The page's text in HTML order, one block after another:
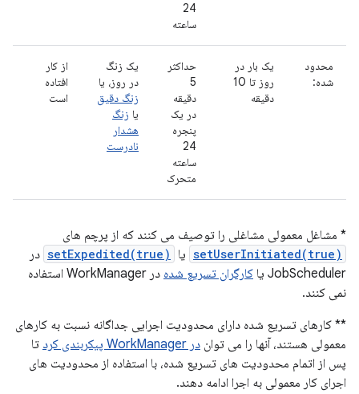
24
ساعته
محدود
شده:
یک بار در
روز تا 10
دقیقه
حداکثر
5
دقیقه
در یک
پنجره
24
ساعته
متحرک
یک زنگ
در روز، یا
زنگ دقیق
یا زنگ
هشدار
نادرست
از کار
افتاده
است
* مشاغل معمولی مشاغلی را توصیف می کنند که از پرچم های
setUserInitiated(true) یا setExpedited(true) در
JobScheduler یا
کارگران تسریع شده
در WorkManager استفاده
نمی کنند.
** کارهای تسریع شده دارای محدودیت اجرایی جداگانه نسبت به کارهای
معمولی هستند، آنها را می توان در WorkManager پیکربندی کرد
تا
پس از اتمام محدودیت های تسریع شده، با استفاده از محدودیت های
اجرای کار معمولی به اجرا ادامه دهند.